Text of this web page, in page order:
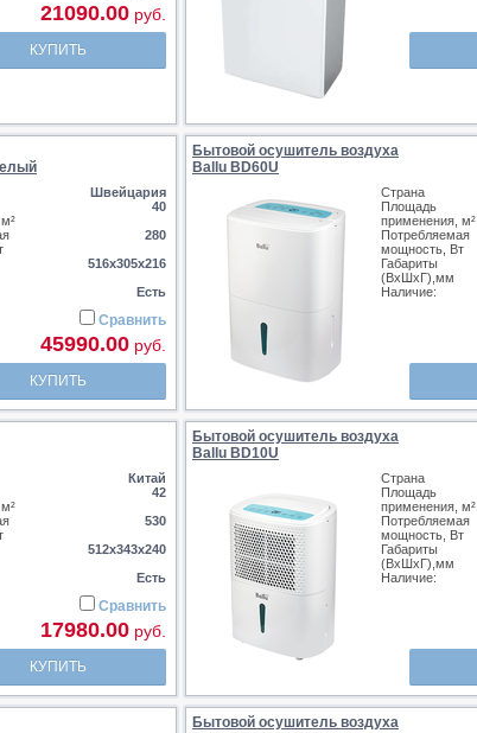
21090.00 руб.
КУПИТЬ
Швейцария
40
280
516x305x216
Есть
Сравнить
45990.00 руб.
КУПИТЬ
Бытовой осушитель воздуха
Ballu BD60U
Страна
Площадь
применения, м²
Потребляемая
мощность, Вт
Габариты
(ВхШхГ),мм
Наличие:
Китай
42
530
512х343х240
Есть
Сравнить
17980.00 руб.
КУПИТЬ
Бытовой осушитель воздуха
Ballu BD10U
Страна
Площадь
применения, м²
Потребляемая
мощность, Вт
Габариты
(ВхШхГ),мм
Наличие:
Бытовой осушитель воздуха